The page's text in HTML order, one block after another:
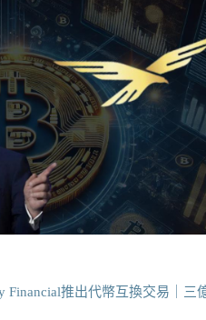
Financial推出代幣互換交易｜三